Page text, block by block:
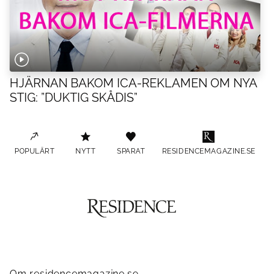
HJÄRNAN BAKOM ICA-REKLAMEN OM NYA
STIG: ”DUKTIG SKÅDIS”
POPULÄRT NYTT SPARAT RESIDENCEMAGAZINE.SE